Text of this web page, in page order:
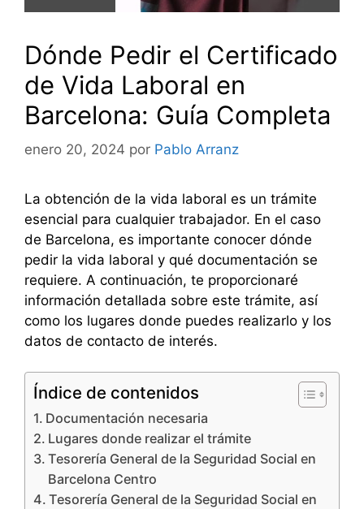
Dónde Pedir el Certificado
de Vida Laboral en
Barcelona: Guía Completa
enero 20, 2024 por Pablo Arranz
La obtención de la vida laboral es un trámite
esencial para cualquier trabajador. En el caso
de Barcelona, es importante conocer dónde
pedir la vida laboral y qué documentación se
requiere. A continuación, te proporcionaré
información detallada sobre este trámite, así
como los lugares donde puedes realizarlo y los
datos de contacto de interés.
Índice de contenidos
Documentación necesaria
Lugares donde realizar el trámite
Tesorería General de la Seguridad Social en
Barcelona Centro
Tesorería General de la Seguridad Social en